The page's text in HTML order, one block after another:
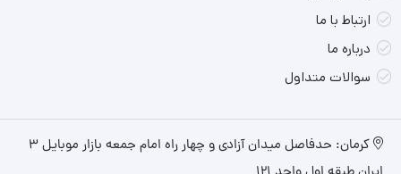
پورت ها و اتصالات لپ تاپ اچ پی زدبوک
15 G4
ارتباط با ما
درباره ما
سوالات متداول
کرمان: حدفاصل میدان آزادی و چهار راه امام جمعه بازار موبایل ۳